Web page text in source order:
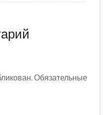
Обязательные